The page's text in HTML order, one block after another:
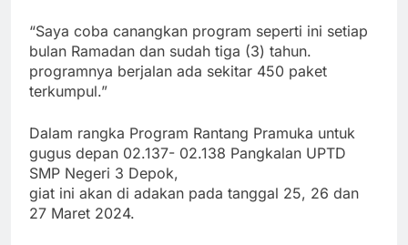
“Saya coba canangkan program seperti ini setiap
bulan Ramadan dan sudah tiga (3) tahun.
programnya berjalan ada sekitar 450 paket
terkumpul.”
Dalam rangka Program Rantang Pramuka untuk
gugus depan 02.137- 02.138 Pangkalan UPTD
SMP Negeri 3 Depok,
giat ini akan di adakan pada tanggal 25, 26 dan
27 Maret 2024.